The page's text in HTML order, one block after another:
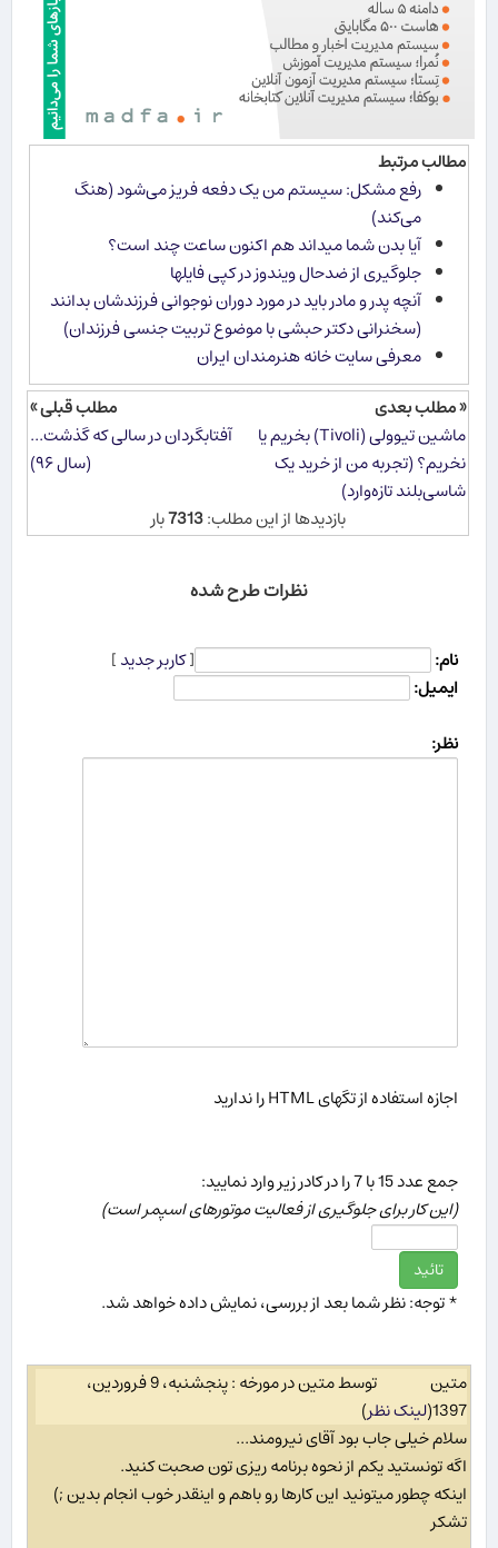
مطالب مرتبط
رفع مشکل: سیستم من یک دفعه فریز می‌شود (هنگ
می‌کند)
آیا بدن شما می​داند هم اکنون ساعت چند است؟
جلوگیری از ضدحال ویندوز در کپی فایلها
آنچه پدر و مادر باید در مورد دوران نوجوانی فرزندشان بدانند
(سخنرانی دکتر حبشی با موضوع تربیت جنسی فرزندان)
معرفی سایت خانه هنرمندان ایران
مطلب قبلی »
آفتابگردان در سالی که گذشت...
(سال ۹۶)
« مطلب بعدی
ماشین تیوولی (Tivoli) بخریم یا
نخریم؟ (تجربه من از خرید یک
شاسی‌بلند تازه‌وارد)
بازدیدها از این مطلب:7313بار
نظرات طرح شده
نام: [کاربر جدید]
ایمیل:
نظر:
اجازه استفاده از تگهای HTML را ندارید
جمع عدد 15 با 7 را در كادر زیر وارد نمایید:
(این كار برای جلوگیری از فعالیت موتورهای اسپمر است)
* توجه: نظر شما بعد از بررسی، نمایش داده خواهد شد.
متین
توسط متین در مورخه : پنجشنبه، 9 فروردین،
1397
(لینک نظر)
سلام خیلی جاب بود آقای نیرومند...
اگه تونستید یکم از نحوه برنامه ریزی تون صحبت کنید.
اینکه چطور میتونید این کارها رو باهم و اینقدر خوب انجام بدین ;)
تشکر